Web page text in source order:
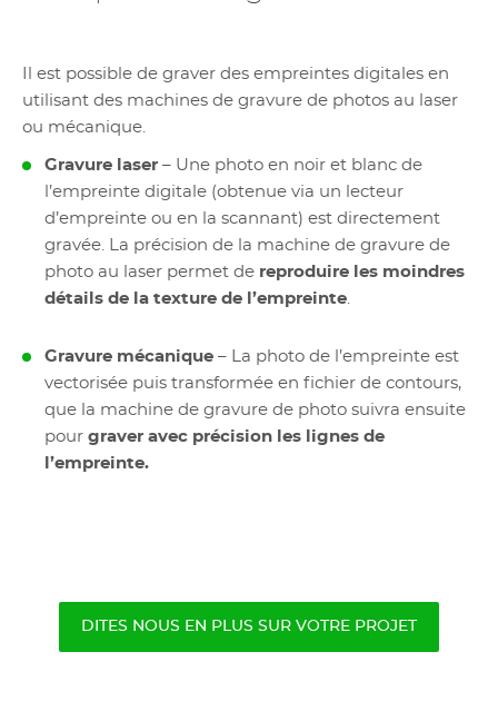
Il est possible de graver des empreintes digitales en
utilisant des machines de gravure de photos au laser
ou mécanique.
Gravure laser – Une photo en noir et blanc de
l’empreinte digitale (obtenue via un lecteur
d’empreinte ou en la scannant) est directement
gravée. La précision de la machine de gravure de
photo au laser permet de reproduire les moindres
détails de la texture de l’empreinte.
Gravure mécanique – La photo de l’empreinte est
vectorisée puis transformée en fichier de contours,
que la machine de gravure de photo suivra ensuite
pour graver avec précision les lignes de
l’empreinte.
DITES NOUS EN PLUS SUR VOTRE PROJET